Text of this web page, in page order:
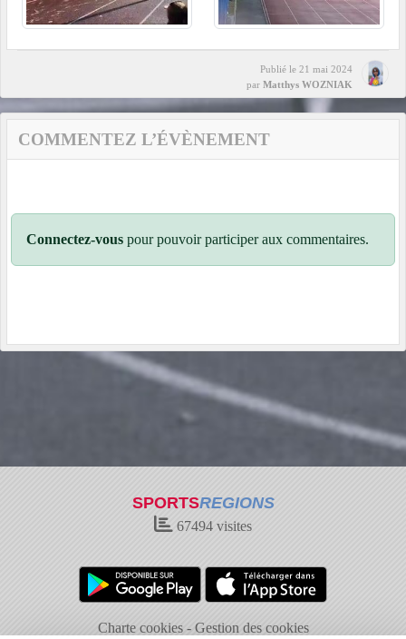
Publié le 21 mai 2024
par Matthys WOZNIAK
COMMENTEZ L’ÉVÈNEMENT
Connectez-vous pour pouvoir participer aux commentaires.
SPORTSREGIONS
67494 visites
Charte cookies Gestion des cookies